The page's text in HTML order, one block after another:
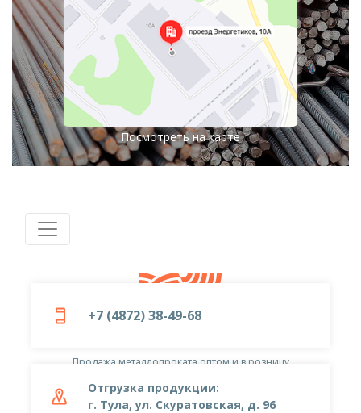
Посмотреть на карте
+7 (4872) 38-49-68
Отгрузка продукции:
г. Тула, ул. Скуратовская, д. 96
Продажа металлопроката оптом и в розницу